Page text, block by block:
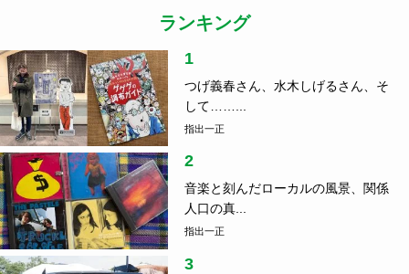
ランキング
1
つげ義春さん、水木しげるさん、そ
して……...
指出一正
2
音楽と刻んだローカルの風景、関係
人口の真...
指出一正
3